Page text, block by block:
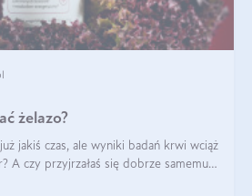
żelazo?
jakiś czas, ale wyniki badań krwi wciąż
A czy przyjrzałaś się dobrze samemu